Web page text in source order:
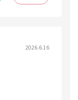
2026.6.16